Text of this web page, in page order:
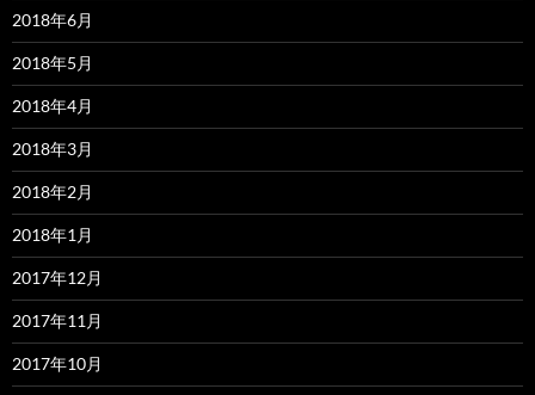
2018年6月
2018年5月
2018年4月
2018年3月
2018年2月
2018年1月
2017年12月
2017年11月
2017年10月